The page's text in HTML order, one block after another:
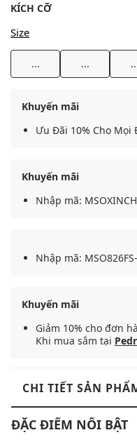
KÍCH CỠ
Size
... ...
Khuyến mãi
Ưu Đãi 10% Cho Mọi
Khuyến mãi
Nhập mã:
Nhập mã:
Khuyến mãi
Giảm 10% cho đơn
Khi mua sắm tại
CHI TIẾT SẢN
ĐẶC ĐIỂM NỔI BẬT